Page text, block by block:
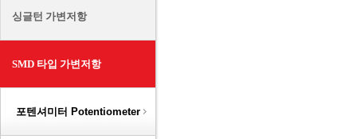
싱글턴 가변저항
SMD 타입 가변저항
포텐셔미터 Potentiometer